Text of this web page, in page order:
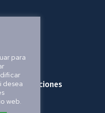
y devoluciones
para
desea
web.